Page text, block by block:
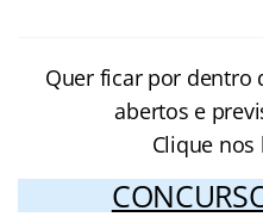
Quer ficar por dentro
abertos e
Clique nos